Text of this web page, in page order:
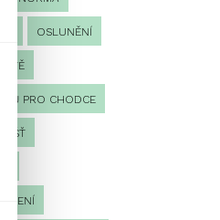
OSLUNĚNÍ
PRO CHODCE